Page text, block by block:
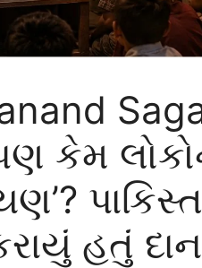
કેમ
હતું દાન